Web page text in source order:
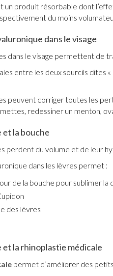
un produit résorbable dont
du moins
dans le visage
dans le visage permettent de
entre les deux sourcils dites «
peuvent corriger toutes les
redessiner un menton,
et la bouche
perdent du volume et de leur
dans les lèvres permet :
de la bouche pour sublimer la
des lèvres
et la rhinoplastie médicale
permet d’améliorer des